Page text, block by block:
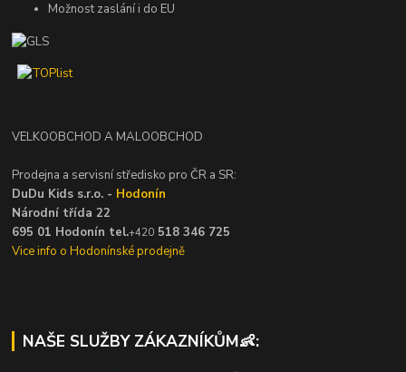
Možnost zaslání i do EU
VELKOOBCHOD A MALOOBCHOD
Prodejna a servisní středisko pro ČR a SR:
DuDu Kids s.r.o. - Hodonín
Národní třída 22
695 01 Hodonín tel.+420 518 346 725
Vice info o Hodonínské prodejně
NAŠE SLUŽBY ZÁKAZNÍKŮM👶: